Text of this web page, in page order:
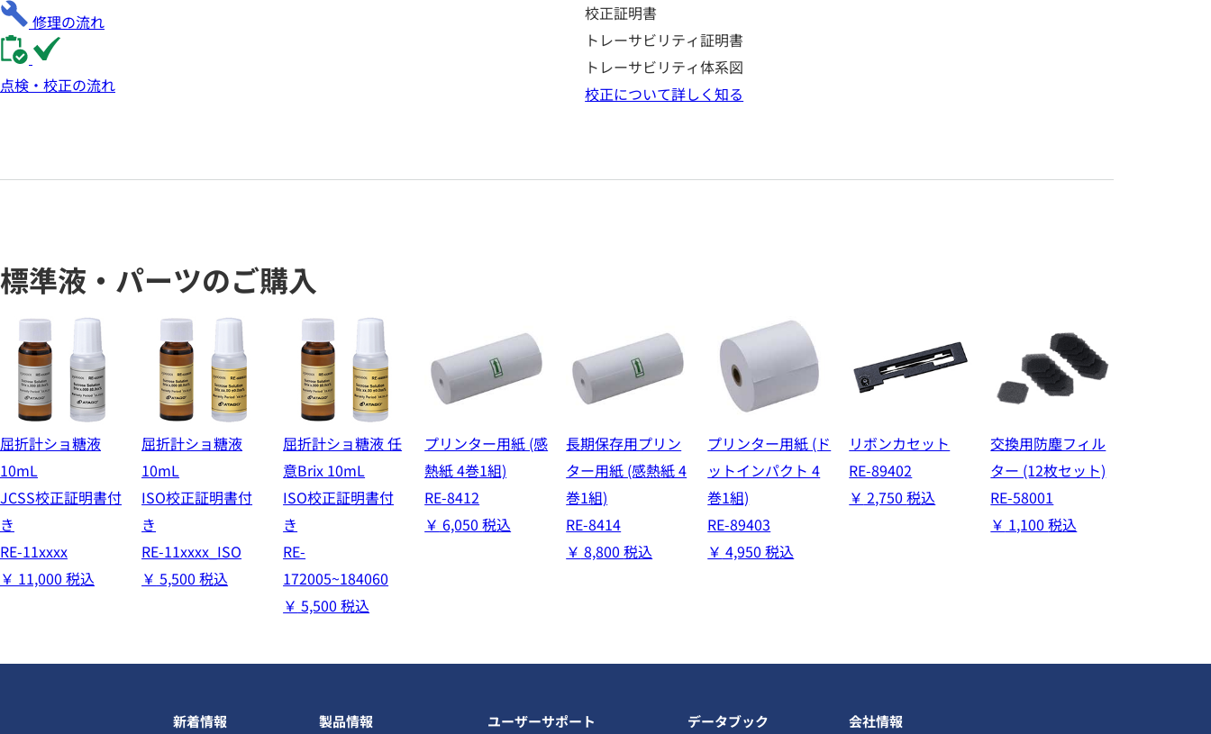
修理の流れ
点検・校正の流れ
校正証明書
トレーサビリティ証明書
トレーサビリティ体系図
校正について詳しく知る
標準液・パーツのご購入
屈折計ショ糖液
10mL
JCSS校正証明書付
き
RE-11xxxx
￥ 11,000 税込
屈折計ショ糖液
10mL
ISO校正証明書付
き
RE-11xxxx_ISO
￥ 5,500税込
屈折計ショ糖液 任
意Brix 10mL
ISO校正証明書付
き
RE-
172005~184060
￥ 5,500税込
プリンター用紙 (感
熱紙 4巻1組)
RE-8412
￥ 6,050税込
長期保存用プリン
ター用紙 (感熱紙 4
巻1組)
RE-8414
￥ 8,800税込
プリンター用紙 (ド
ットインパクト 4
巻1組)
RE-89403
￥ 4,950税込
リボンカセット
RE-89402
￥ 2,750税込
交換用防塵フィル
ター (12枚セット)
RE-58001
￥ 1,100税込
新着情報 製品情報 ユーザーサポート データブック 会社情報